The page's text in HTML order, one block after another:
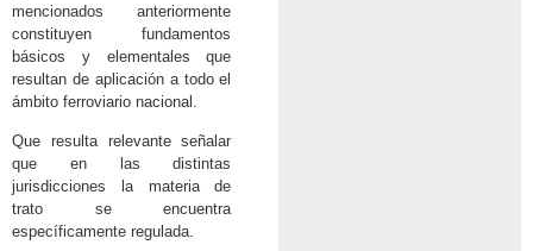
mencionados anteriormente
constituyen fundamentos
básicos y elementales que
resultan de aplicación a todo el
ámbito ferroviario nacional.
Que resulta relevante señalar
que en las distintas
jurisdicciones la materia de
trato se encuentra
específicamente regulada.